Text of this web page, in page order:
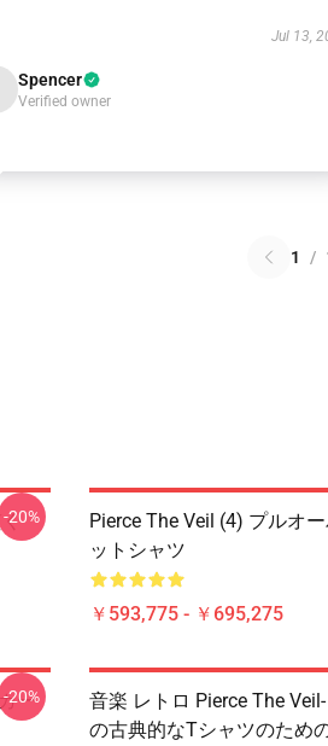
Jul 13,
Spencer
Verified owner
1 /
-20%
Pierce The Veil (4) プルオ
ットシャツ
￥593,775 - ￥695,275
ー
-20%
音楽 レトロ Pierce The
の古典的なTシャツのため